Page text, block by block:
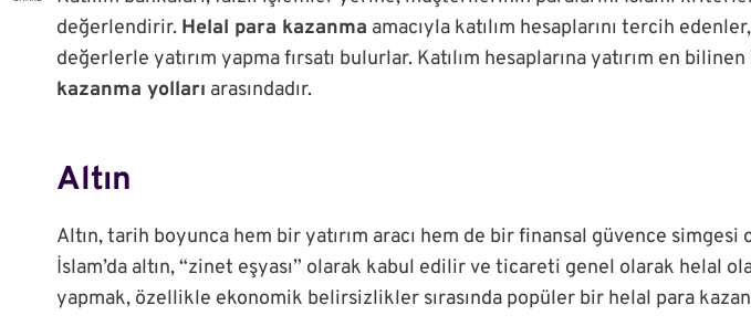
değerlendirir. Helal para kazanma amacıyla katılım hesaplarını tercih
değerlerle yatırım yapma fırsatı bulurlar. Katılım hesaplarına yatırım en bilinen
kazanma yolları arasındadır.
Altın
Altın, tarih boyunca hem bir yatırım aracı hem de bir finansal güvence
İslam’da altın, “zinet eşyası” olarak kabul edilir ve ticareti genel olarak helal
yapmak, özellikle ekonomik belirsizlikler sırasında popüler bir helal para